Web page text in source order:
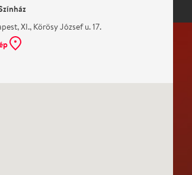
XI., Körösy József u. 17.